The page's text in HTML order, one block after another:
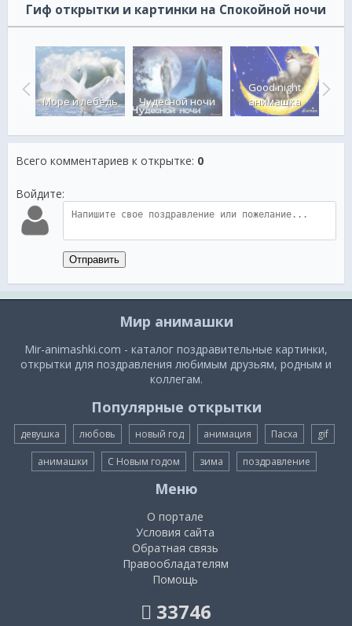
Гиф открытки и картинки на Спокойной ночи
Море и лебедь
Чудесной ночи
Good night
анимашка
Всего комментариев к открытке: 0
Войдите:
Отправить
Мир анимашки
Mir-animashki.com - каталог поздравительные картинки,
открытки для поздравления любимым друзьям, родным и
коллегам.
Популярные открытки
девушка любовь новый год анимация Пасха gif
анимашки С Новым годом зима поздравление
Меню
О портале
Условия сайта
Обратная связь
Правообладателям
Помощь
33746